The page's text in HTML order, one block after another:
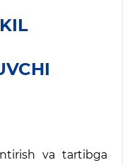
va tartibga